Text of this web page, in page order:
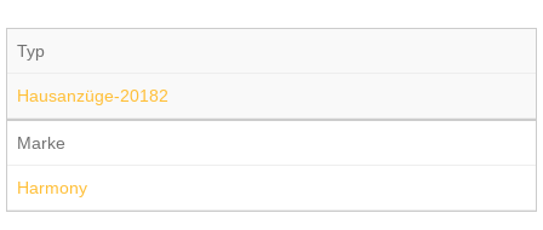
Typ
Hausanzüge-20182
Marke
Harmony